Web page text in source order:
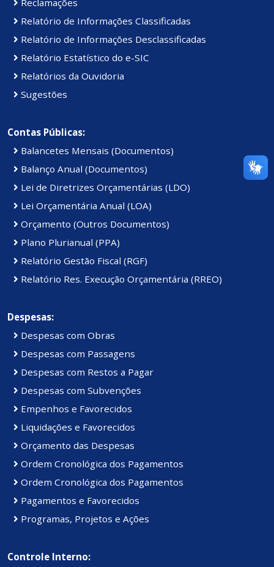
Relatório de Informações Classificadas
Relatório de Informações Desclassificadas
Relatório Estatístico do e-SIC
Relatórios da Ouvidoria
Sugestões
Contas Públicas:
Balancetes Mensais (Documentos)
Balanço Anual (Documentos)
Lei de Diretrizes Orçamentárias (LDO)
Lei Orçamentária Anual (LOA)
Orçamento (Outros Documentos)
Plano Plurianual (PPA)
Relatório Gestão Fiscal (RGF)
Relatório Res. Execução Orçamentária (RREO)
Despesas:
Despesas com Obras
Despesas com Passagens
Despesas com Restos a Pagar
Despesas com Subvenções
Empenhos e Favorecidos
Liquidações e Favorecidos
Orçamento das Despesas
Ordem Cronológica dos Pagamentos
Ordem Cronológica dos Pagamentos
Pagamentos e Favorecidos
Programas, Projetos e Ações
Controle Interno: